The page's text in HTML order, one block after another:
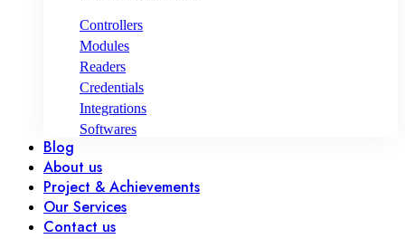
Controllers
Modules
Readers
Credentials
Integrations
Softwares
Blog
About us
Project & Achievements
Our Services
Contact us